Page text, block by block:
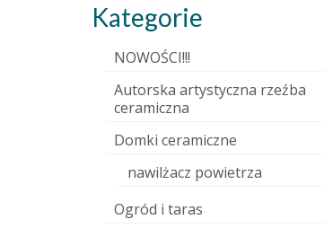
Kategorie
NOWOŚCI!!!
Autorska artystyczna rzeźba
ceramiczna
Domki ceramiczne
nawilżacz powietrza
Ogród i taras